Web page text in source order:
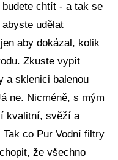
chtít - a tak se
udělat
aby dokázal, kolik
Zkuste vypít
a sklenici balenou
ne. Nicméně, s mým
kvalitní, svěží a
co Pur Vodní filtry
že všechno